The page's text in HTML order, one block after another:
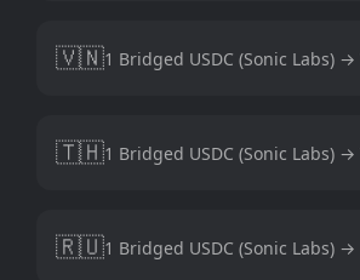
🇻🇳1 Bridged USDC (Sonic Labs) →
🇹🇭1 Bridged USDC (Sonic Labs) →
🇷🇺1 Bridged USDC (Sonic Labs) →